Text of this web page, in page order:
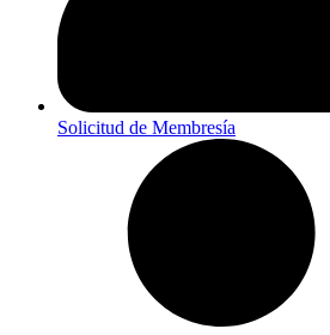
Solicitud de Membresía